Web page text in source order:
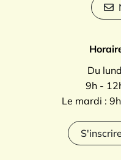
Du
9h -
Le mardi :